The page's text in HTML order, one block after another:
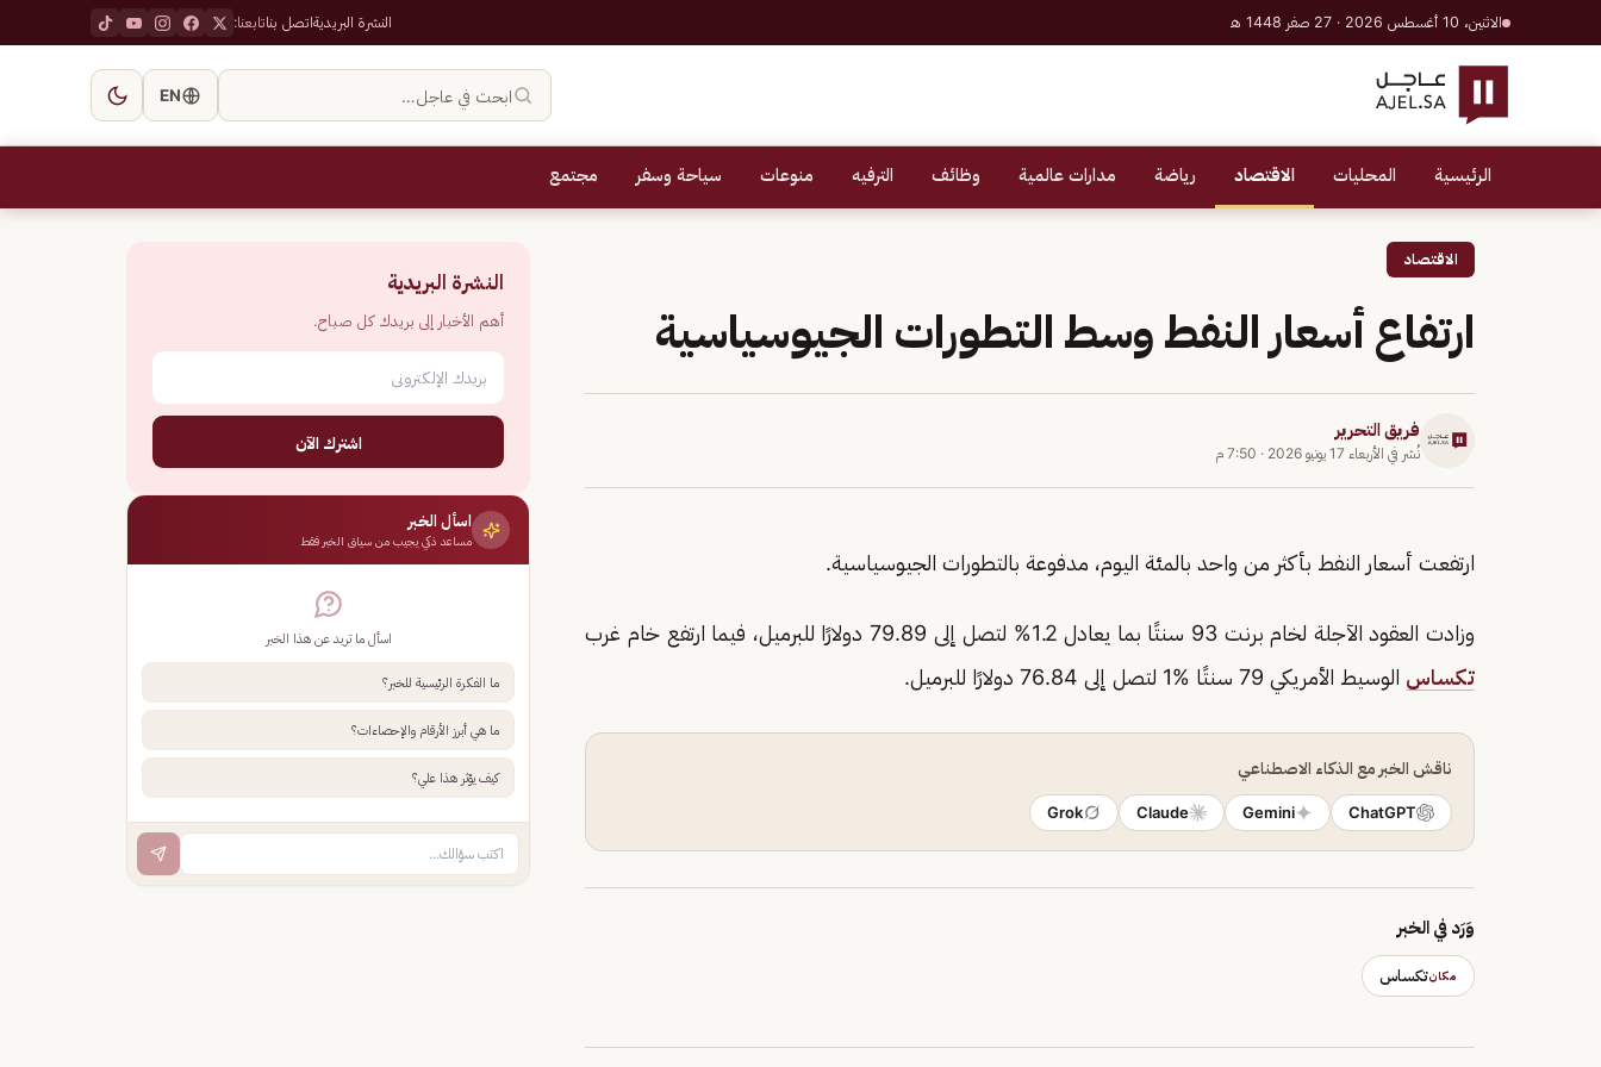
الاثنين، 10 أغسطس 2026 · 27 صفر 1448 هـ النشرة البريديةاتصل بناتابعنا:
ابحث في عاجل… EN
الرئيسية المحليات الاقتصاد رياضة مدارات عالمية وظائف الترفيه منوعات سياحة وسفر مجتمع
الاقتصاد
ارتفاع أسعار النفط وسط التطورات الجيوسياسية
فريق التحرير
نُشر في الأربعاء 17 يونيو 2026 · 7:50 م
ارتفعت أسعار النفط بأكثر من واحد بالمئة اليوم، مدفوعة بالتطورات الجيوسياسية.
وزادت العقود الآجلة لخام برنت 93 سنتًا بما يعادل 1.2% لتصل إلى 79.89 دولارًا للبرميل، فيما ارتفع خام غرب
تكساس الوسيط الأمريكي 79 سنتًا %1 لتصل إلى 76.84 دولارًا للبرميل.
ناقش الخبر مع الذكاء الاصطناعي
ChatGPT
Gemini
Claude
Grok
وَرَد في الخبر
مكانتكساس
النشرة البريدية
أهم الأخبار إلى بريدك كل صباح.
اشترك الآن
اسأل الخبر
مساعد ذكي يجيب من سياق الخبر فقط
اسأل ما تريد عن هذا الخبر
ما الفكرة الرئيسية للخبر؟
ما هي أبرز الأرقام والإحصاءات؟
كيف يؤثر هذا علي؟